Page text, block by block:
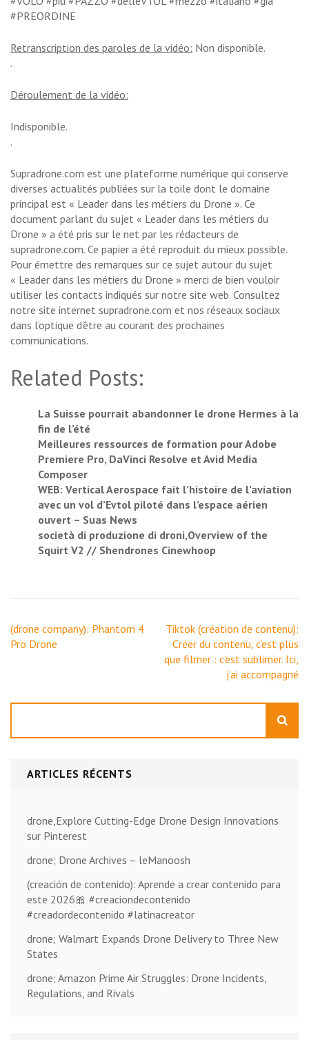
#PREORDINE
Retranscription des paroles de la vidéo: Non disponible.
.
Déroulement de la vidéo:
Indisponible.
.
Supradrone.com est une plateforme numérique qui conserve
diverses actualités publiées sur la toile dont le domaine
principal est « Leader dans les métiers du Drone ». Ce
document parlant du sujet « Leader dans les métiers du
Drone » a été pris sur le net par les rédacteurs de
supradrone.com. Ce papier a été reproduit du mieux possible.
Pour émettre des remarques sur ce sujet autour du sujet
« Leader dans les métiers du Drone » merci de bien vouloir
utiliser les contacts indiqués sur notre site web. Consultez
notre site internet supradrone.com et nos réseaux sociaux
dans l’optique d’être au courant des prochaines
communications.
Related Posts:
La Suisse pourrait abandonner le drone Hermes à la
fin de l’été
Meilleures ressources de formation pour Adobe
Premiere Pro, DaVinci Resolve et Avid Media
Composer
WEB: Vertical Aerospace fait l’histoire de l’aviation
avec un vol d’Evtol piloté dans l’espace aérien
ouvert – Suas News
società di produzione di droni,Overview of the
Squirt V2 // Shendrones Cinewhoop
Navigation
de
(drone company): Phantom 4
Pro Drone
Tiktok (création de contenu):
Créer du contenu, c’est plus
que filmer : c’est sublimer. Ici,
j’ai accompagné
ARTICLES RÉCENTS
drone,Explore Cutting-Edge Drone Design Innovations
sur Pinterest
drone; Drone Archives – leManoosh
(creación de contenido): Aprende a crear contenido para
este 2026🎀 #creaciondecontenido
#creadordecontenido #latinacreator
drone; Walmart Expands Drone Delivery to Three New
States
drone; Amazon Prime Air Struggles: Drone Incidents,
Regulations, and Rivals